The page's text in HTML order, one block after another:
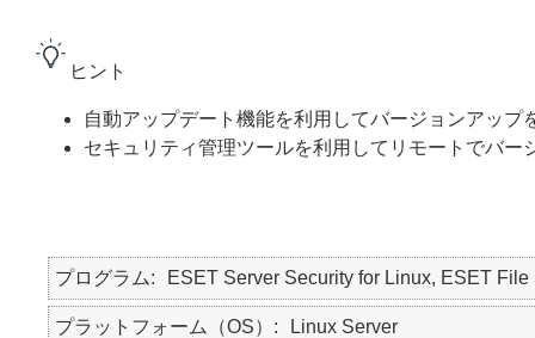
ヒント
自動アップデート機能を利用してバージョンアップ
セキュリティ管理ツールを利用してリモートでバー
プログラム ESET Server Security for Linux, ESET
プラットフォーム（OS） Linux Server